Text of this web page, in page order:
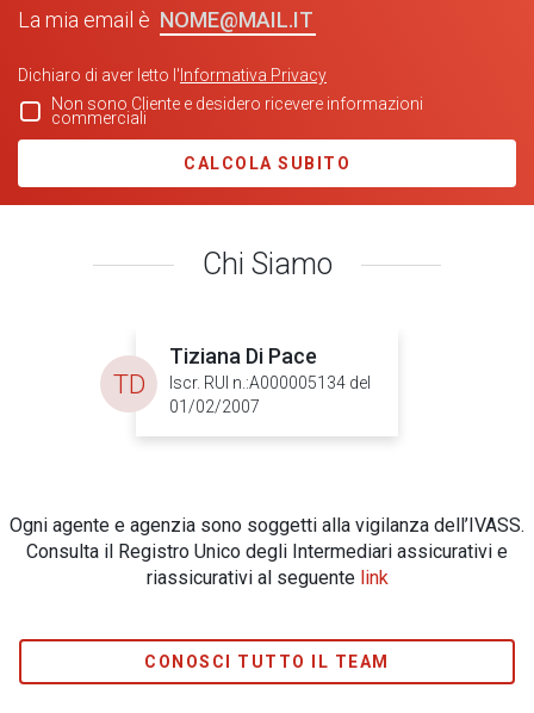
La mia email è NOME@MAIL.IT
Dichiaro di aver letto l' Informativa Privacy
Non sono Cliente e desidero ricevere informazioni
commerciali
CALCOLA SUBITO
Chi Siamo
Tiziana Di Pace
Iscr. RUI n.:A000005134 del
01/02/2007
TD
Ogni agente e agenzia sono soggetti alla vigilanza dell’IVASS.
Consulta il Registro Unico degli Intermediari assicurativi e
riassicurativi al seguente link
CONOSCI TUTTO IL TEAM